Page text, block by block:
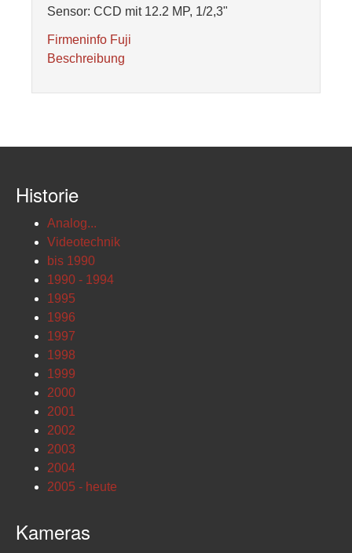
Sensor: CCD mit 12.2 MP, 1/2,3"
Firmeninfo Fuji
Beschreibung
Historie
Analog...
Videotechnik
bis 1990
1990 - 1994
1995
1996
1997
1998
1999
2000
2001
2002
2003
2004
2005 - heute
Kameras